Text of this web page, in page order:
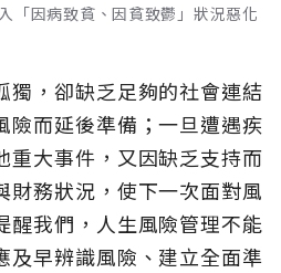
「因病致貧、因貧致鬱」狀況惡化
獨，卻缺乏足夠的社會連結
險而延後準備；一旦遭遇疾
重大事件，又因缺乏支持而
財務狀況，使下一次面對風
醒我們，人生風險管理不能
及早辨識風險、建立全面準